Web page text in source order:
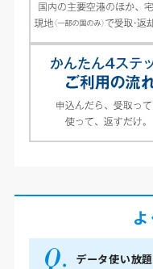
データ使い放